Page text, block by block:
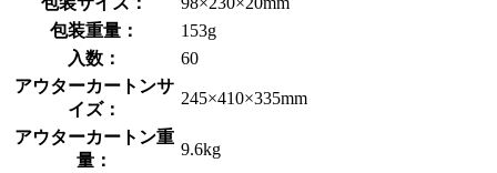
包装重量：
153g
入数：
60
アウターカートンサ
イズ：
245×410×335mm
アウターカートン重
量：
9.6kg